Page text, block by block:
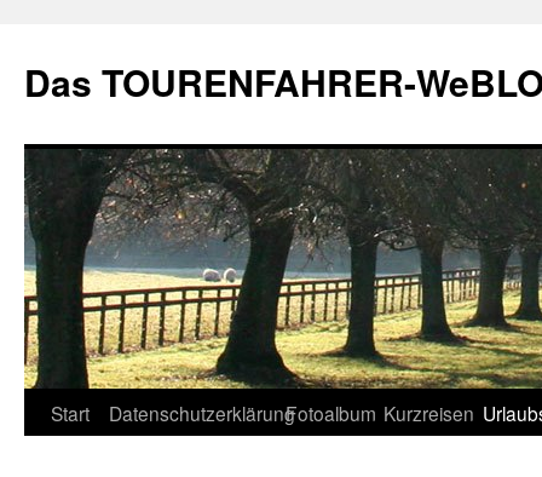
springen
Das TOURENFAHRER-
Start DatenschutzerklärungFotoalbum Kurzreisen